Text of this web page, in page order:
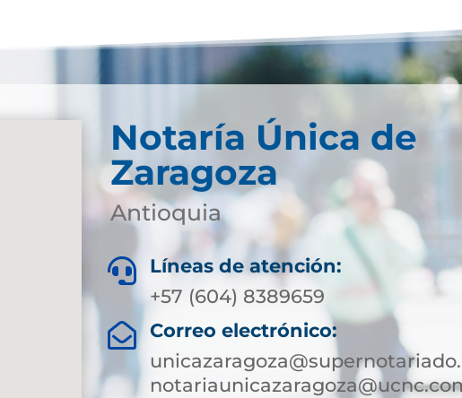
Notaría Única de
Zaragoza
Antioquia

Líneas de atención:
+57 (604) 8389659

Correo electrónico: